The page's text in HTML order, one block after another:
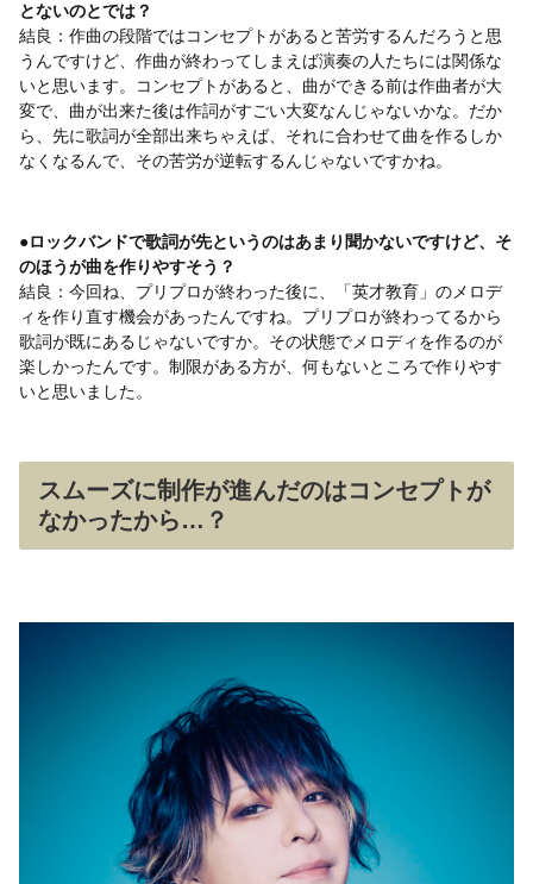
とないのとでは？
結良：作曲の段階ではコンセプトがあると苦労するんだろうと思
うんですけど、作曲が終わってしまえば演奏の人たちには関係な
いと思います。コンセプトがあると、曲ができる前は作曲者が大
変で、曲が出来た後は作詞がすごい大変なんじゃないかな。だか
ら、先に歌詞が全部出来ちゃえば、それに合わせて曲を作るしか
なくなるんで、その苦労が逆転するんじゃないですかね。
●ロックバンドで歌詞が先というのはあまり聞かないですけど、そ
のほうが曲を作りやすそう？
結良：今回ね、プリプロが終わった後に、「英才教育」のメロデ
ィを作り直す機会があったんですね。プリプロが終わってるから
歌詞が既にあるじゃないですか。その状態でメロディを作るのが
楽しかったんです。制限がある方が、何もないところで作りやす
いと思いました。
スムーズに制作が進んだのはコンセプトが
なかったから…？